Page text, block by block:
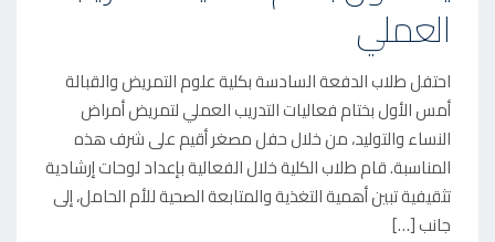
D
N
العملي
احتفل طلاب الدفعة السادسة بكلية علوم التمريض والقبالة
أمس الأول بختام فعاليات التدريب العملي لتمريض أمراض
النساء والتوليد، من خلال حفل مصغر أقيم على شرف هذه
المناسبة. قام طلاب الكلية خلال الفعالية بإعداد لوحات إرشادية
تثقيفية تبين أهمية التغذية والمتابعة الصحية للأم الحامل، إلى
جانب […]